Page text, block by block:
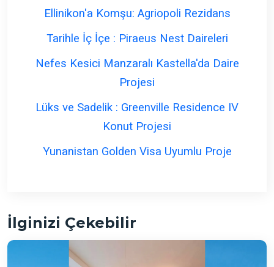
Ellinikon'a Komşu: Agriopoli Rezidans
Tarihle İç İçe : Piraeus Nest Daireleri
Nefes Kesici Manzaralı Kastella'da Daire
Projesi
Lüks ve Sadelik : Greenville Residence IV
Konut Projesi
Yunanistan Golden Visa Uyumlu Proje
İlginizi Çekebilir